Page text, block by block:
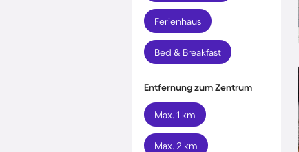
Ferienhaus
Bed & Breakfast
Entfernung zum Zentrum
Max. 1 km
Max. 2 km